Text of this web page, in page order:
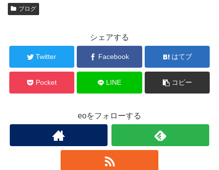
ブログ
シェアする
Twitter Facebook はてブ
Pocket LINE コピー
eoをフォローする